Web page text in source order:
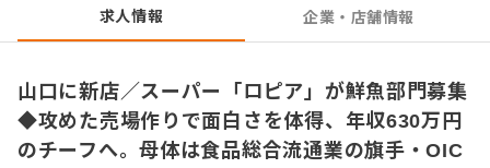
ンドも考案できます） ・価格設定（店舗によって価格が異
なります） ・人材育成・採用 など
求人情報 企業・店舗情報
山口に新店／スーパー「ロピア」が鮮魚部門募集
◆攻めた売場作りで面白さを体得、年収630万円
のチーフへ。母体は食品総合流通業の旗手・OIC